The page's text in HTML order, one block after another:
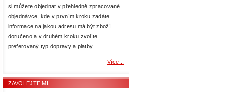
si můžete objednat v přehledně zpracované
objednávce, kde v prvním kroku zadáte
informace na jakou adresu má být zboží
doručeno a v druhém kroku zvolíte
preferovaný typ dopravy a platby.
Více...
ZAVOLEJTE MI